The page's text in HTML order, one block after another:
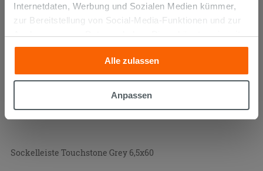
Internetdaten, Werbung und Sozialen Medien kümmer,
zur Bereitstellung von Social-Media-Funktionen und zur
Analyse unseres Datenverkehrs. Diese könnten sie mit
anderen Informationen, die Sie ihnen geliefert haben oder
die sie aufgrund Ihrer Verwendung ihrer Dienste
gesammelt haben, kombinieren. Falls Sie mehr wissen
möchten oder Ihre Zustimmung zu allen oder einigen
Zustimmung kann durch Klicken auf die Schaltfläche
nach der Installation der technischen Cookies fortsetzen.
Alle zulassen
Anpassen
Sockelleiste Touchstone Grey 6,5x60